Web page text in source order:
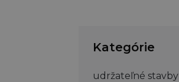
Kategórie
udržateľné stavby